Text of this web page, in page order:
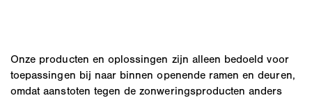
Onze producten en oplossingen zijn alleen bedoeld voor
toepassingen bij naar binnen openende ramen en deuren,
omdat aanstoten tegen de zonweringsproducten anders